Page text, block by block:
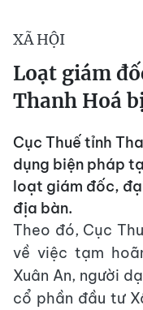
XÃ HỘI
Loạt giám
Thanh Hoá
Cục Thuế tỉnh
dụng biện pháp
loạt giám đốc,
địa bàn.
Theo đó, Cục
về việc tạm
Xuân An, người
cổ phần đầu tư